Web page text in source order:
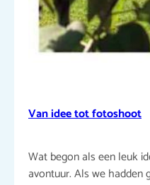
Van idee tot fotoshoot
Wat begon als een leuk
avontuur. Als we